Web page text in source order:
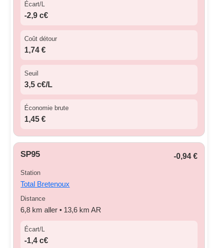
Écart/L
-2,9 c€
Coût détour
1,74 €
Seuil
3,5 c€/L
Économie brute
1,45 €
SP95 -0,94 €
Station
Total Bretenoux
Distance
6,8 km aller • 13,6 km AR
Écart/L
-1,4 c€